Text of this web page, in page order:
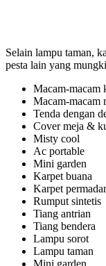
Selain lampu taman,
pesta lain yang
Macam-macam
Macam-macam
Tenda dengan
Cover meja &
Misty cool
Ac portable
Mini garden
Karpet buana
Karpet
Rumput sintetis
Tiang antrian
Tiang bendera
Lampu sorot
Lampu taman
Mini garden